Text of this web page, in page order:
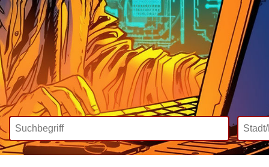
Wir bieten Inklusive